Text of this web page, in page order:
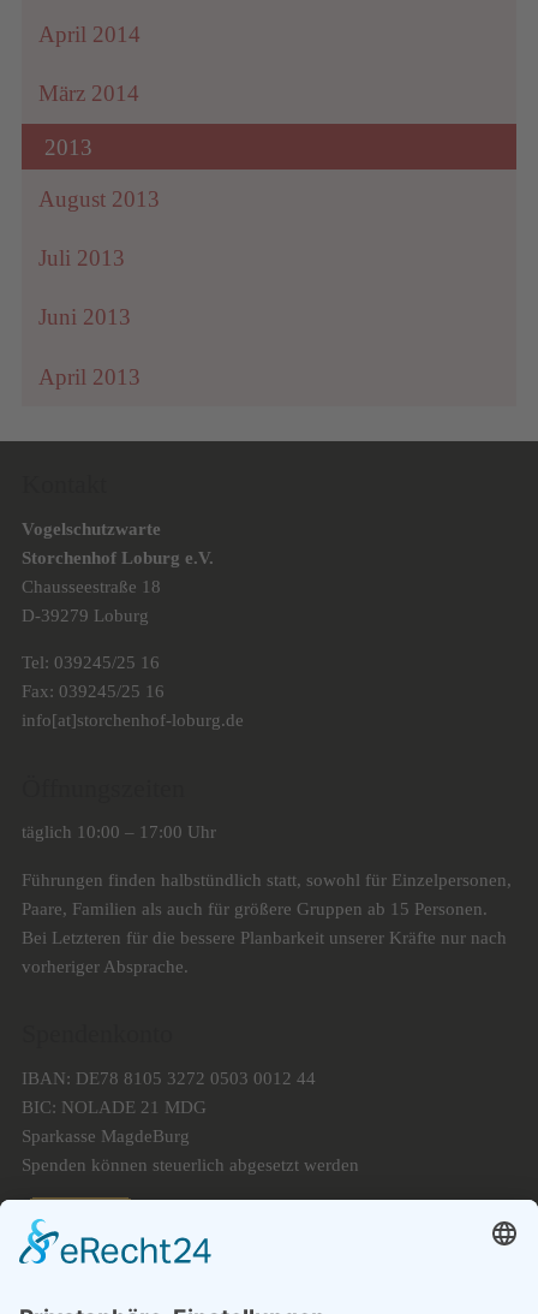
April 2014
März 2014
2013
August 2013
Juli 2013
Juni 2013
April 2013
Vogelschutzwarte
Storchenhof Loburg e.V.
Chausseestraße 18
D-39279 Loburg
Tel: 039245/25 16
Fax: 039245/25 16
info[at]storchenhof-loburg.de
täglich 10:00 – 17:00 Uhr
Führungen finden halbstündlich statt, sowohl für Einzelpersonen,
Paare, Familien als auch für größere Gruppen ab 15 Personen.
Bei Letzteren für die bessere Planbarkeit unserer Kräfte nur nach
vorheriger Absprache.
IBAN: DE78 8105 3272 0503 0012 44
BIC: NOLADE 21 MDG
Sparkasse MagdeBurg
Spenden können steuerlich abgesetzt werden